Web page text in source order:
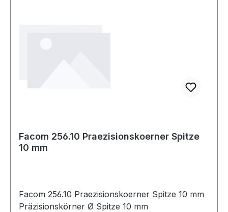
Facom 256.10 Praezisionskoerner Spitze
10 mm
Facom 256.10 Praezisionskoerner Spitze 10 mm
Präzisionskörner Ø Spitze 10 mm